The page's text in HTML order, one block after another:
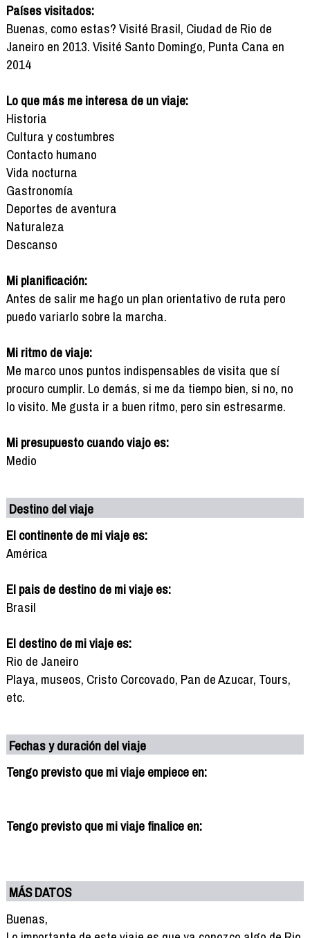
Países visitados:
Buenas, como estas? Visité Brasil, Ciudad de Rio de
Janeiro en 2013. Visité Santo Domingo, Punta Cana en
2014
Lo que más me interesa de un viaje:
Historia
Cultura y costumbres
Contacto humano
Vida nocturna
Gastronomía
Deportes de aventura
Naturaleza
Descanso
Mi planificación:
Antes de salir me hago un plan orientativo de ruta pero
puedo variarlo sobre la marcha.
Mi ritmo de viaje:
Me marco unos puntos indispensables de visita que sí
procuro cumplir. Lo demás, si me da tiempo bien, si no, no
lo visito. Me gusta ir a buen ritmo, pero sin estresarme.
Mi presupuesto cuando viajo es:
Medio
Destino del viaje
El continente de mi viaje es:
América
El pais de destino de mi viaje es:
Brasil
El destino de mi viaje es:
Rio de Janeiro
Playa, museos, Cristo Corcovado, Pan de Azucar, Tours,
etc.
Fechas y duración del viaje
Tengo previsto que mi viaje empiece en:
Tengo previsto que mi viaje finalice en:
MÁS DATOS
Buenas,